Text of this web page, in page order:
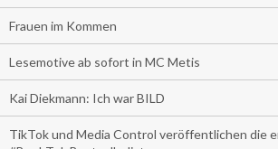
Frauen im Kommen
Lesemotive ab sofort in MC Metis
Kai Diekmann: Ich war BILD
TikTok und Media Control veröffentlichen die